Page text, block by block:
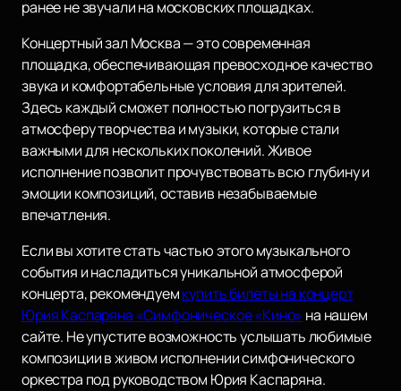
ранее не звучали на московских площадках.
Концертный зал Москва — это современная
площадка, обеспечивающая превосходное качество
звука и комфортабельные условия для зрителей.
Здесь каждый сможет полностью погрузиться в
атмосферу творчества и музыки, которые стали
важными для нескольких поколений. Живое
исполнение позволит прочувствовать всю глубину и
эмоции композиций, оставив незабываемые
впечатления.
Если вы хотите стать частью этого музыкального
события и насладиться уникальной атмосферой
концерта, рекомендуемкупить билеты на концерт
Юрия Каспаряна «Симфоническое «Кино» на нашем
сайте. Не упустите возможность услышать любимые
композиции в живом исполнении симфонического
оркестра под руководством Юрия Каспаряна.